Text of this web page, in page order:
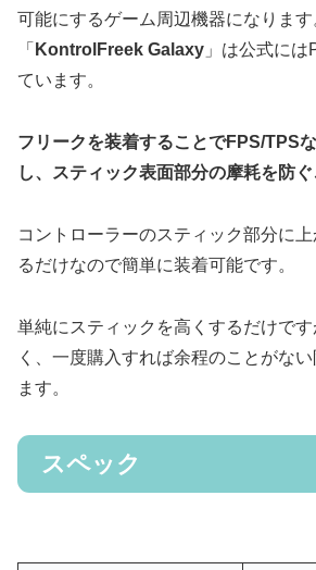
可能にするゲーム周辺機器になりま
「 KontrolFreek Galaxy 」は公式に
ています。
フリークを装着することでFPS/TPS
し、スティック表面部分の摩耗を防
コントローラーのスティック部分に
るだけなので簡単に装着可能です。
単純にスティックを高くするだけで
く、一度購入すれば余程のことがな
ます。
スペック